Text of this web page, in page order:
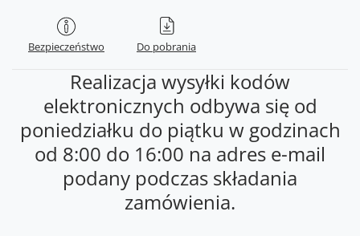
Bezpieczeństwo Do pobrania
Realizacja wysyłki kodów
elektronicznych odbywa się od
poniedziałku do piątku w godzinach
od 8:00 do 16:00 na adres e-mail
podany podczas składania
zamówienia.